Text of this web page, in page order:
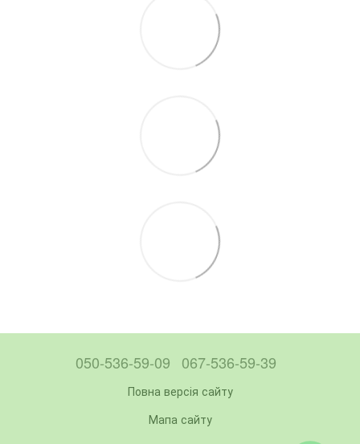
050-536-59-09 067-536-59-39
Повна версія сайту
Мапа сайту